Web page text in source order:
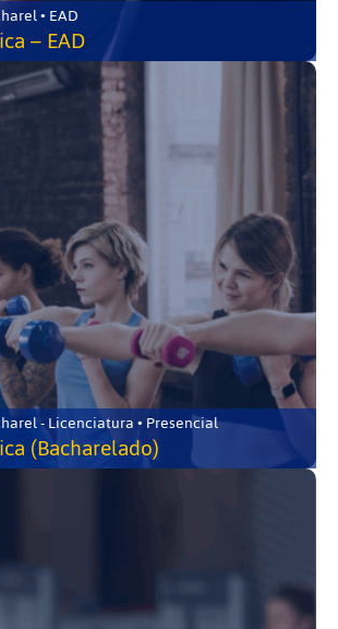
• EAD
– EAD
- Licenciatura • Presencial
(Bacharelado)